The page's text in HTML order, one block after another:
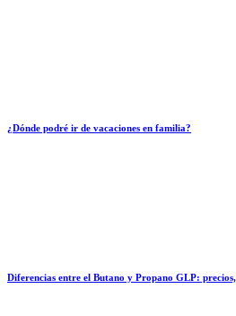
¿Dónde podré ir de vacaciones en familia?
Diferencias entre el Butano y Propano GLP: